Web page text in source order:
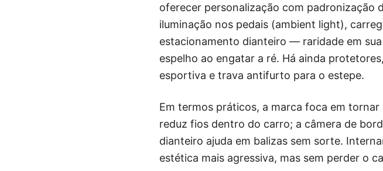
oferecer personalização com padronização
iluminação nos pedais (ambient light),
estacionamento dianteiro — raridade em
espelho ao engatar a ré. Há ainda
esportiva e trava antifurto para o estepe.
Em termos práticos, a marca foca em
reduz fios dentro do carro; a câmera de
dianteiro ajuda em balizas sem sorte.
estética mais agressiva, mas sem perder o